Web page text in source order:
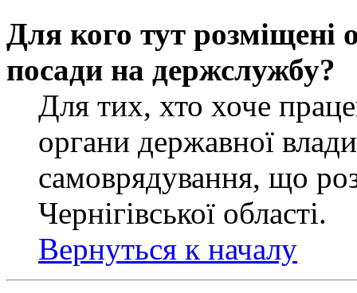
Для кого тут розміщені
посади на держслужбу?
Для тих, хто хоче
органи державної
самоврядування, що
Чернігівської області.
Вернуться к началу